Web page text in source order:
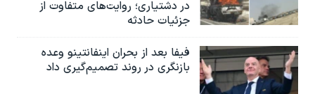
در دشتیاری؛ روایت‌های متفاوت از
جزئیات حادثه
فیفا بعد از بحران اینفانتینو وعده
بازنگری در روند تصمیم‌گیری داد